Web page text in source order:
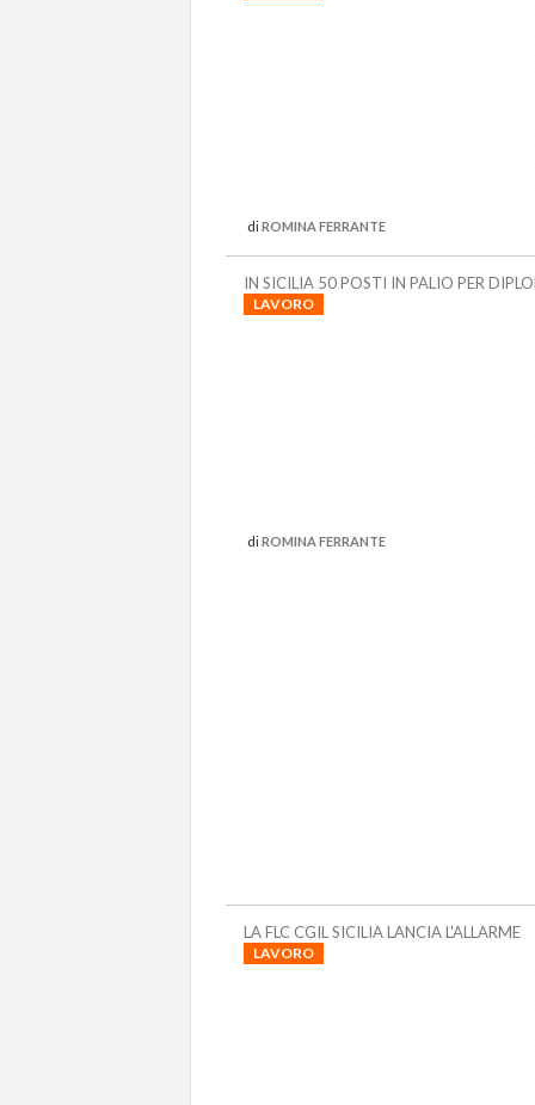
diROMINA FERRANTE
IN SICILIA 50 POSTI IN PALIO PER
LAVORO
diROMINA FERRANTE
LA FLC CGIL SICILIA LANCIA L'ALLARME
LAVORO